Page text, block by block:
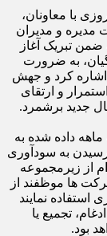
با معاونان،
مدیره و مدیران
تبریک آغاز
به ضرورت
اشاره کرد و جهش
و ارتقای
جدید برشمرد.
داده شده به
به سودآوری
از زیرمجموعه
ها موظفند از
استفاده نمایند
تجمیع یا
بود.